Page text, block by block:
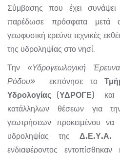
Σύμβασης που έχει
παρέδωσε πρόσφατα μετά
γεωφυσική ερεύνα τεχνικές
της υδροληψίας στο νησί.
Την «Υδρογεωλογική
Ρόδου»
εκπόνησε το
Υδρολογίας (ΥΔΡΟΓΕ) και
κατάλληλων θέσεων για
γεωτρήσεων προκειμένου να
υδροληψίας της Δ.Ε.Υ.Α.
ενδιαφέροντος